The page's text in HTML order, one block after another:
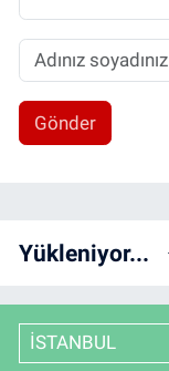
Gönder
Yükleniyor...
İSTANBUL